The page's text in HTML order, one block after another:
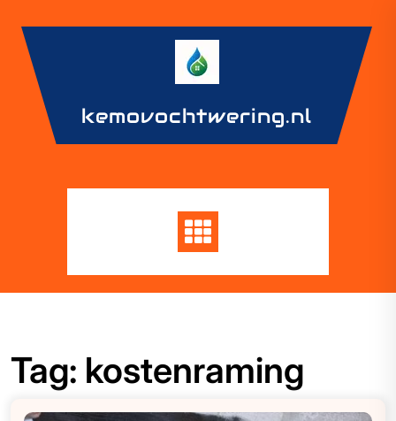
content
kemovochtwering.nl
Tag: kostenraming